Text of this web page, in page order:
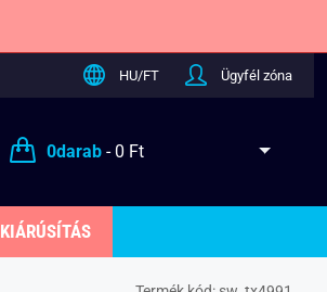
HU/FT Ügyfél zóna
0darab- 0 Ft
KIÁRÚSÍTÁS